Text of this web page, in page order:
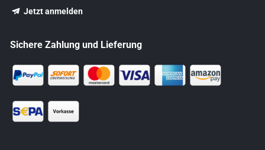
Jetzt anmelden
Sichere Zahlung und Lieferung